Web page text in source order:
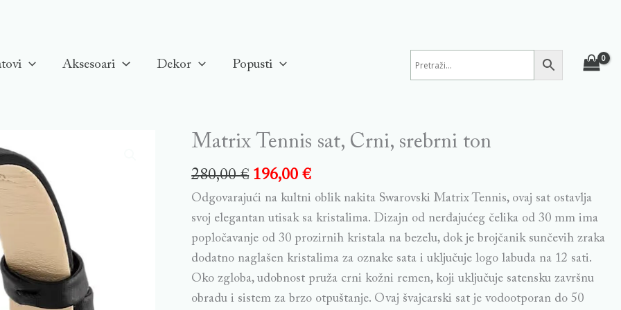
Aksesoari Dekor Popusti
Matrix Tennis sat, Crni, srebrni ton
280,00€ 196,00€
Odgovarajući na kultni oblik nakita Swarovski Matrix Tennis, ovaj sat ostavlja
svoj elegantan utisak sa kristalima. Dizajn od nerđajućeg čelika od 30 mm ima
popločavanje od 30 prozirnih kristala na bezelu, dok je brojčanik sunčevih zraka
dodatno naglašen kristalima za oznake sata i uključuje logo labuda na 12 sati.
Oko zgloba, udobnost pruža crni kožni remen, koji uključuje satensku završnu
obradu i sistem za brzo otpuštanje. Ovaj švajcarski sat je vodootporan do 50